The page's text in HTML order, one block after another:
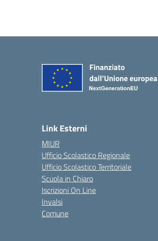
Link Esterni
MIUR
Ufficio Scolastico Regionale
Ufficio Scolastico Territoriale
Scuola in Chiaro
Iscrizioni On Line
Invalsi
Comune